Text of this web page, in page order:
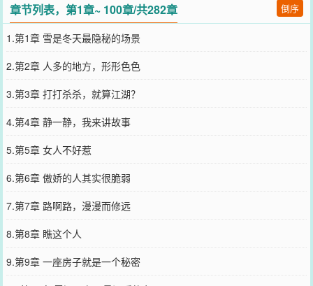
章节列表，第1章~ 100章/共282章 倒序
1.第1章 雪是冬天最隐秘的场景
2.第2章 人多的地方，形形色色
3.第3章 打打杀杀，就算江湖？
4.第4章 静一静，我来讲故事
5.第5章 女人不好惹
6.第6章 傲娇的人其实很脆弱
7.第7章 路啊路，漫漫而修远
8.第8章 瞧这个人
9.第9章 一座房子就是一个秘密